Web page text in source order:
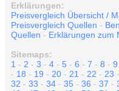
Erklärungen:
Preisvergleich Übersicht /
Preisvergleich Quellen -
Quellen - Erklärungen zum
Sitemaps:
1 - 2 - 3 - 4 - 5 - 6 - 7 - 8 - 9
- 18 - 19 - 20 - 21 - 22 - 23 -
32 - 33 - 34 - 35 - 36 - 37 -